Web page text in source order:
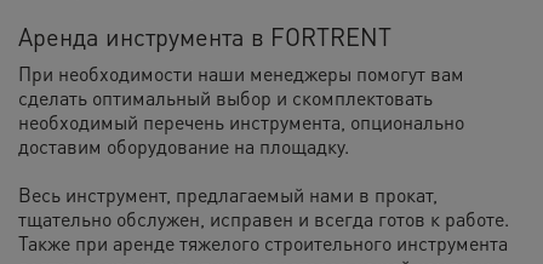
Аренда инструмента в FORTRENT
При необходимости наши менеджеры помогут вам
сделать оптимальный выбор и скомплектовать
необходимый перечень инструмента , опционально
доставим оборудование на площадку.
Весь инструмент, предлагаемый нами в прокат,
тщательно обслужен, исправен и всегда готов к работе.
Также при арендетяжелого строительного инструмента